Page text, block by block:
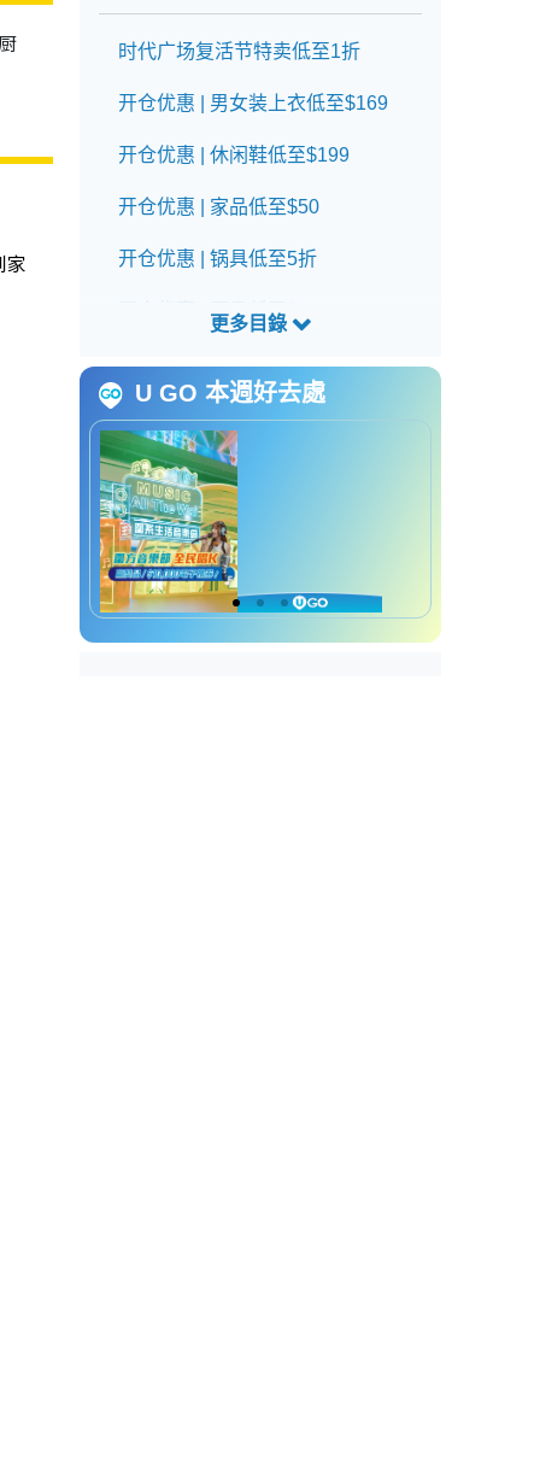
家
时代广场复活节特卖低至1折
开仓优惠 | 男女装上衣低至$169
开仓优惠 | 休闲鞋低至$199
开仓优惠 | 家品低至$50
开仓优惠 | 锅具低至5折
开仓优惠 | 厨具低至$30
铜锣湾时代广场复活节特卖详情
U GO 本週好去處